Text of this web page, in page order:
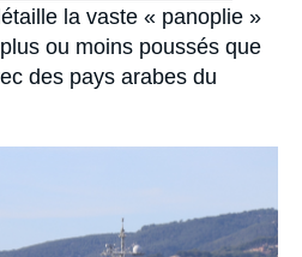
la vaste « panoplie »
ou moins poussés que
des pays arabes du